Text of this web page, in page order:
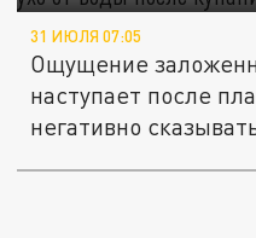
31 ИЮЛЯ 07:05
Ощущение
наступает после
негативно